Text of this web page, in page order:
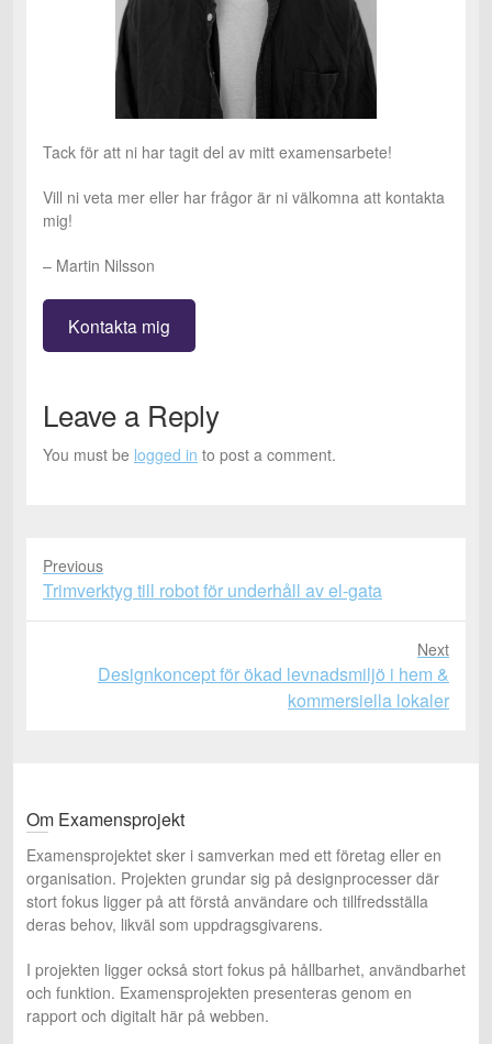
Tack för att ni har tagit del av mitt examensarbete!
Vill ni veta mer eller har frågor är ni välkomna att kontakta
mig!
– Martin Nilsson
Kontakta mig
Leave a Reply
You must be logged in to post a comment.
Previous
Previous
post:
Trimverktyg till robot för underhåll av el-gata
Next
Designkoncept för ökad levnadsmiljö i hem &
kommersiella lokaler
Om Examensprojekt
Examensprojektet sker i samverkan med ett företag eller en
organisation. Projekten grundar sig på designprocesser där
stort fokus ligger på att förstå användare och tillfredsställa
deras behov, likväl som uppdragsgivarens.
I projekten ligger också stort fokus på hållbarhet, användbarhet
och funktion. Examensprojekten presenteras genom en
rapport och digitalt här på webben.